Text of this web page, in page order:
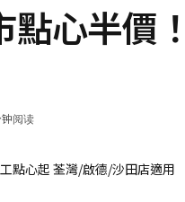
點心半價
阅读